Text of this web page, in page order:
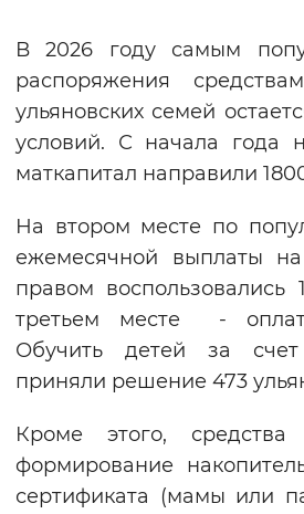
Цвет
Монохромный
Синий
Включены
Воспроизвести
Вернуть
В 2026 году самым
распоряжения
ульяновских семей
условий. С начала года
маткапитал направили
На втором месте по
ежемесячной выплаты
правом
третьем месте -
Обучить детей за счет
приняли решение 473
Кроме этого,
формирование
сертификата (мамы или